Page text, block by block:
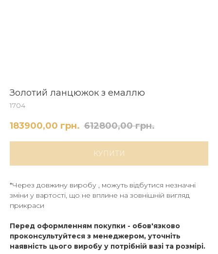
Золотий ланцюжок з емаллю
1704
183900,00 грн. 612800,00 грн.
КУПИТИ
*Через довжину виробу , можуть відбутися незначні
зміни у вартості, що не вплине на зовнішній вигляд
прикраси
Перед оформленням покупки - обов'язково
проконсультуйтеся з менеджером, уточніть
наявність цього виробу у потрібній вазі та розмірі.